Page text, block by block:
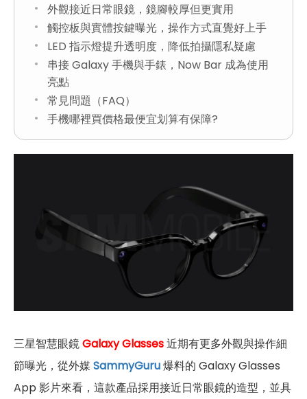
外觀接近日常眼鏡，鏡腳較厚但更實用
觸控板與實體按鍵曝光，操作方式直覺好上手
LED 指示燈提升透明度，降低拍攝隱私疑慮
串接 Galaxy 手機與手錶，Now Bar 成為使用
亮點
常見問題（FAQ）
手機哪裡買價格最便宜划算有保障?
三星智慧眼鏡Galaxy Glasses近期有更多外觀與操作細
節曝光，從外媒SammyGuru爆料的 Galaxy Glasses
App 影片來看，這款產品採用接近日常眼鏡的造型，並具